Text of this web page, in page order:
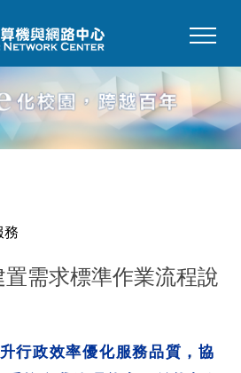
務
需求標準作業流程說
行政效率優化服務品質，協